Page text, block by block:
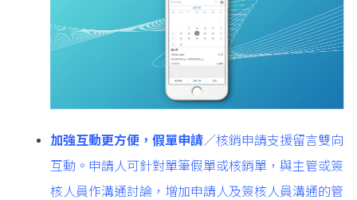
加強互動更方便，假單申請／核銷申請支援留言雙向
互動。申請人可針對單筆假單或核銷單，與主管或簽
核人員作溝通討論，增加申請人及簽核人員溝通的管